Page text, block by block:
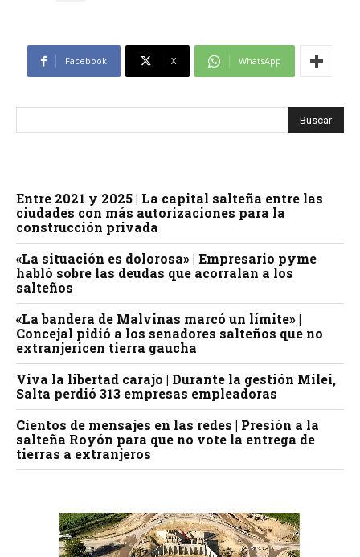
Facebook X WhatsApp
Entre 2021 y 2025 | La capital salteña entre las
ciudades con más autorizaciones para la
construcción privada
«La situación es dolorosa» | Empresario pyme
habló sobre las deudas que acorralan a los
salteños
«La bandera de Malvinas marcó un límite» |
Concejal pidió a los senadores salteños que no
extranjericen tierra gaucha
Viva la libertad carajo | Durante la gestión Milei,
Salta perdió 313 empresas empleadoras
Cientos de mensajes en las redes | Presión a la
salteña Royón para que no vote la entrega de
tierras a extranjeros